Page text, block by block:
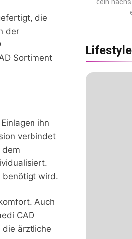
die
der
Sortiment
ihn
verbindet
dem
benötigt wird.
Auch
CAD
die ärztliche
dein
Lifestyle